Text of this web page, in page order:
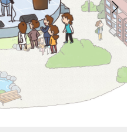
행정박물 영상 기록물
50
주년 광장